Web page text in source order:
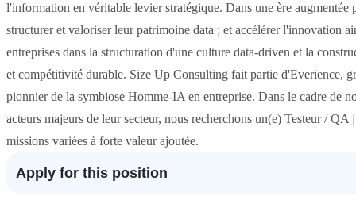
l'information en véritable levier stratégique. Dans une ère
structurer et valoriser leur patrimoine data ; et accélérer l'innovation
entreprises dans la structuration d'une culture data-driven et la
et compétitivité durable. Size Up Consulting fait partie d'Everience,
pionnier de la symbiose Homme-IA en entreprise. Dans le cadre de
acteurs majeurs de leur secteur, nous recherchons un(e) Testeur /
missions variées à forte valeur ajoutée.
Apply for this position